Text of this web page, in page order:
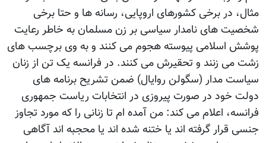
مثال، در برخی کشورهای اروپایی، رسانه ها و حتا برخی
شخصیت های نامدار سیاسی بر زن مسلمان به خاطر رعایت
پوشش اسلامی پیوسته هجوم می کنند و به وی برچسب های
زشت می زنند و تحقیرش می کنند. در فرانسه یک تن از زنان
سیاست مدار (سگولن روایال) ضمن تشریح برنامه های
دولت خود در صورت پیروزی در انتخابات ریاست جمهوری
فرانسه، اعلام می کند: من آمده ام تا زنانی را که مورد تجاوز
جنسی قرار گرفته اند یا ختنه شده اند یا محجبه اند آگاهی